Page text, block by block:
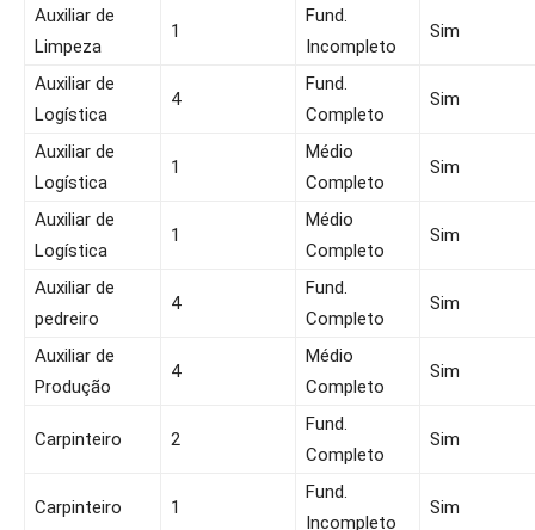
Auxiliar de
Limpeza
1
Fund.
Incompleto
Sim
Auxiliar de
Logística
4
Fund.
Completo
Sim
Auxiliar de
Logística
1
Médio
Completo
Sim
Auxiliar de
Logística
1
Médio
Completo
Sim
Auxiliar de
pedreiro
4
Fund.
Completo
Sim
Auxiliar de
Produção
4
Médio
Completo
Sim
Carpinteiro 2
Fund.
Completo
Sim
Carpinteiro 1
Fund.
Incompleto
Sim